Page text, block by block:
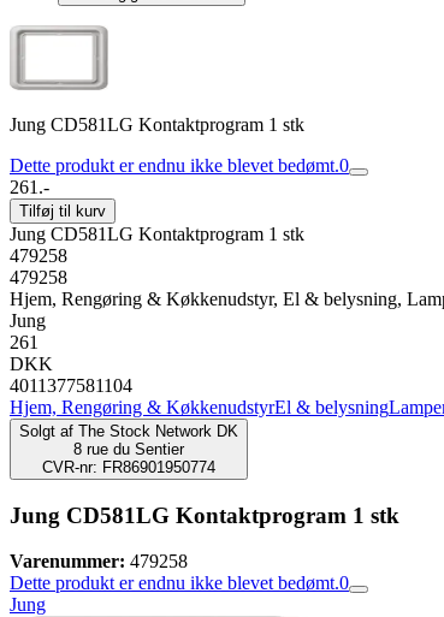
Jung CD581LG Kontaktprogram 1 stk
Dette produkt er endnu ikke blevet bedømt.0
261.-
Tilføj til kurv
Jung CD581LG Kontaktprogram 1 stk
479258
479258
Hjem, Rengøring & Køkkenudstyr, El & belysning,
Jung
261
DKK
4011377581104
Hjem, Rengøring & KøkkenudstyrEl & belysning
Solgt af The Stock Network DK
8 rue du Sentier
CVR-nr: FR86901950774
Jung CD581LG Kontaktprogram 1 stk
Varenummer: 479258
Dette produkt er endnu ikke blevet bedømt.0
Jung